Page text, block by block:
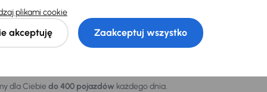
Znajdź podobny
dla Ciebiedo 400 pojazdów każdego dnia.
plikami cookie
akceptuję Zaakceptuj wszystko